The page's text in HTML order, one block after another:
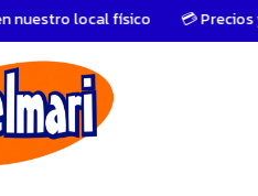
nuestro local físico 💳 Precios